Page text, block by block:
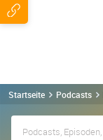
Startseite Podcasts